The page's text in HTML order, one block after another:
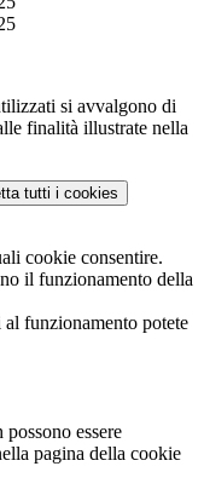
si avvalgono di
finalità illustrate nella
tutti i cookies
cookie consentire.
il funzionamento della
al funzionamento potete
essere
pagina della cookie